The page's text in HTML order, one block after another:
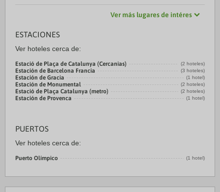
Ver más lugares de intéres
ESTACIONES
Ver hoteles cerca de:
Estació de Plaça de Catalunya (Cercanias) (2 hoteles)
Estación de Barcelona Francia (3 hoteles)
Estación de Gracia (1 hotel)
Estación de Monumental (2 hoteles)
Estació de Plaça Catalunya (metro) (2 hoteles)
Estación de Provenca (1 hotel)
PUERTOS
Ver hoteles cerca de:
Puerto Olímpico (1 hotel)